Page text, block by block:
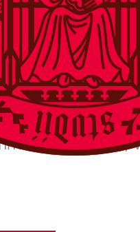
Werkle und Johann Aparicio
das die
Uni – ein
Auf
der
aus Lesungen,